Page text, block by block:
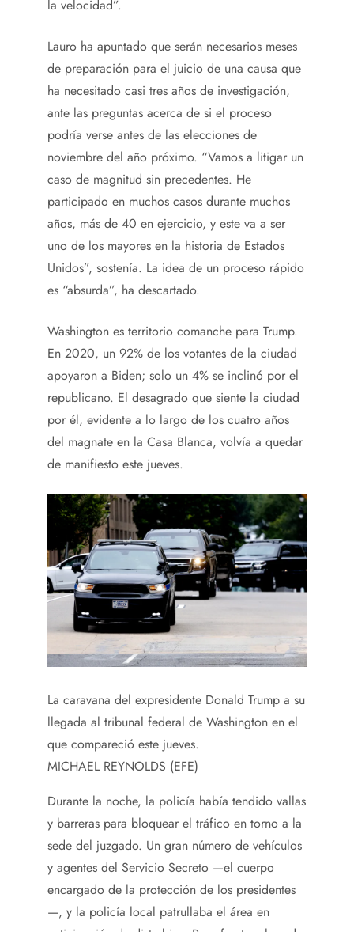
la velocidad”.
Lauro ha apuntado que serán necesarios meses
de preparación para el juicio de una causa que
ha necesitado casi tres años de investigación,
ante las preguntas acerca de si el proceso
podría verse antes de las elecciones de
noviembre del año próximo. “Vamos a litigar un
caso de magnitud sin precedentes. He
participado en muchos casos durante muchos
años, más de 40 en ejercicio, y este va a ser
uno de los mayores en la historia de Estados
Unidos”, sostenía. La idea de un proceso rápido
es “absurda”, ha descartado.
Washington es territorio comanche para Trump.
En 2020, un 92% de los votantes de la ciudad
apoyaron a Biden; solo un 4% se inclinó por el
republicano. El desagrado que siente la ciudad
por él, evidente a lo largo de los cuatro años
del magnate en la Casa Blanca, volvía a quedar
de manifiesto este jueves.
La caravana del expresidente Donald Trump a su
llegada al tribunal federal de Washington en el
que compareció este jueves.
MICHAEL REYNOLDS (EFE)
Durante la noche, la policía había tendido vallas
y barreras para bloquear el tráfico en torno a la
sede del juzgado. Un gran número de vehículos
y agentes del Servicio Secreto —el cuerpo
encargado de la protección de los presidentes
—, y la policía local patrullaba el área en